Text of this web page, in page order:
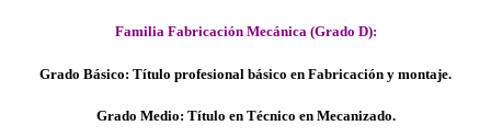
Familia Fabricación Mecánica (Grado D):
Grado Básico: Título profesional básico en Fabricación y montaje.
Grado Medio: Título en Técnico en Mecanizado.